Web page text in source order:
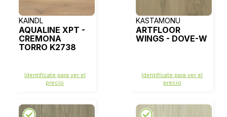
KAINDL
AQUALINE XPT -
CREMONA
TORRO K2738
Identifícate para ver el
precio
KASTAMONU
ARTFLOOR
WINGS - DOVE-W
Identifícate para ver el
precio